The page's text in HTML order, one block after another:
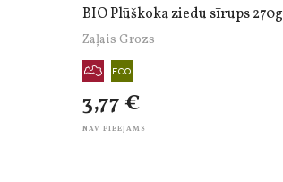
BIO Plūškoka ziedu sīrups 270g
Zaļais Grozs
3,77 €
NAV PIEEJAMS